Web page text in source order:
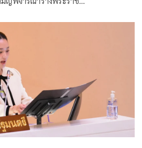
รณีสถานการณ์โลกในพื้นที่